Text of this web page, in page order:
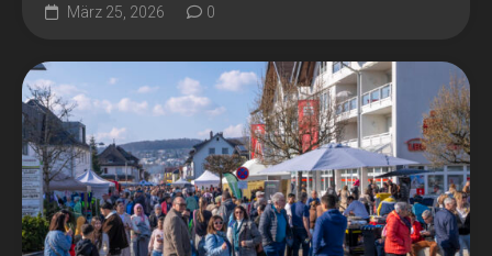
März 25, 2026 0